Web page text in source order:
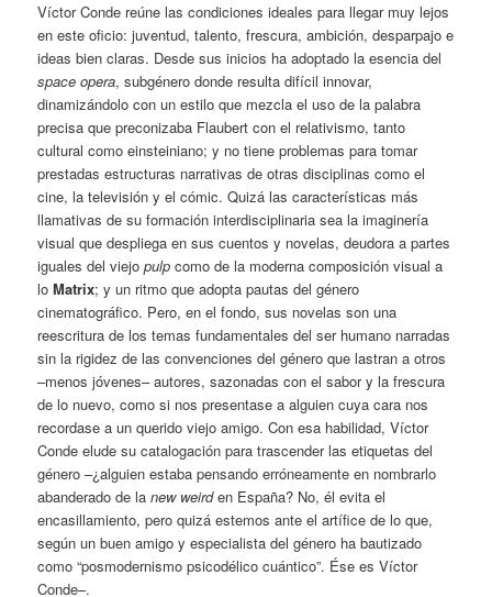
Víctor Conde reúne las condiciones ideales para llegar muy lejos
en este oficio: juventud, talento, frescura, ambición, desparpajo e
ideas bien claras. Desde sus inicios ha adoptado la esencia del
space opera, subgénero donde resulta difícil innovar,
dinamizándolo con un estilo que mezcla el uso de la palabra
precisa que preconizaba Flaubert con el relativismo, tanto
cultural como einsteiniano; y no tiene problemas para tomar
prestadas estructuras narrativas de otras disciplinas como el
cine, la televisión y el cómic. Quizá las características más
llamativas de su formación interdisciplinaria sea la imaginería
visual que despliega en sus cuentos y novelas, deudora a partes
iguales del viejopulp como de la moderna composición visual a
loMatrix; y un ritmo que adopta pautas del género
cinematográfico. Pero, en el fondo, sus novelas son una
reescritura de los temas fundamentales del ser humano narradas
sin la rigidez de las convenciones del género que lastran a otros
–menos jóvenes– autores, sazonadas con el sabor y la frescura
de lo nuevo, como si nos presentase a alguien cuya cara nos
recordase a un querido viejo amigo. Con esa habilidad, Víctor
Conde elude su catalogación para trascender las etiquetas del
género –¿alguien estaba pensando erróneamente en nombrarlo
abanderado de lanew weirden España? No, él evita el
encasillamiento, pero quizá estemos ante el artífice de lo que,
según un buen amigo y especialista del género ha bautizado
como “posmodernismo psicodélico cuántico”. Ése es Víctor
Conde–.